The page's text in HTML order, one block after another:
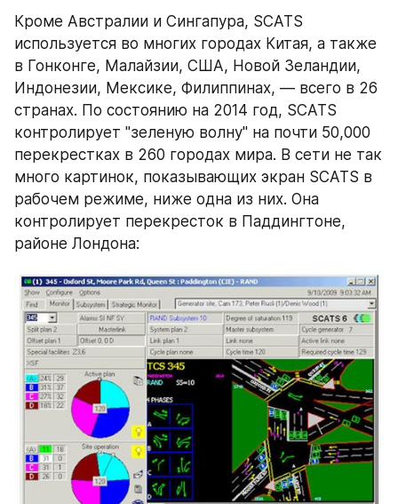
Кроме Австралии и Сингапура, SCATS
используется во многих городах Китая, а также
в Гонконге, Малайзии, США, Новой Зеландии,
Индонезии, Мексике, Филиппинах, — всего в 26
странах. По состоянию на 2014 год, SCATS
контролирует "зеленую волну" на почти 50,000
перекрестках в 260 городах мира. В сети не так
много картинок, показывающих экран SCATS в
рабочем режиме, ниже одна из них. Она
контролирует перекресток в Паддингтоне,
районе Лондона: